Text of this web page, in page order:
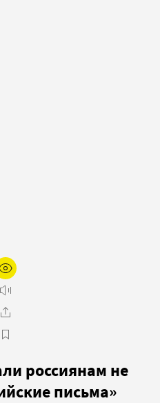
россиянам не
письма»